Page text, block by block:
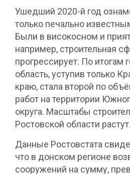
Ушедший 2020-й год
только печально
Были в високосном и
например, строительная
прогрессирует. По итогам
область, уступив только
краю, стала второй по
работ на территории
округа. Масштабы
Ростовской области растут.
Данные Ростовстата
что в донском регионе
сооружений на сумму,